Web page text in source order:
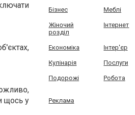
щось у
Бізнес Меблі
Жіночий
розділ
Інтернет
Економіка Інтер'єр
Кулінарія Послуги
Подорожі Робота
Реклама